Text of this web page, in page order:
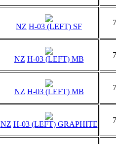
NZ H-03 (LEFT) SF
NZ H-03 (LEFT) MB
NZ H-03 (LEFT) MB
NZ H-03 (LEFT) GRAPHITE